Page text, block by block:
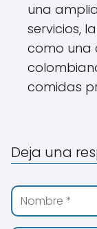
una
servicios,
como una
comidas
Deja una